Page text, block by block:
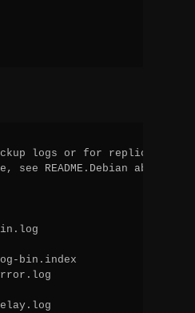
logs or for replication.
README.Debian about
bin.index